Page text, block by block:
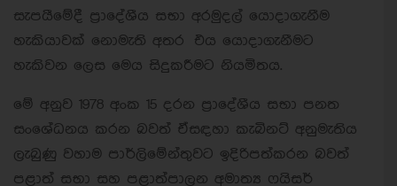
සැපයීමේදී ප්‍රාදේශීය සභා අරමුදල් යොදාගැනීම
හැකියාවක් නොමැති අතර එය යොදාගැනීමට
හැකිවන ලෙස මෙය සිදුකරීමට නියමිතය.
මේ අනුව 1978 අංක 15 දරන ප්‍රාදේශීය සභා පනත
සංශේධනය කරන බවත් ඒසඳහා කැබිනට් අනුමැතිය
ලැබුණු වහාම පාර්ලිමේන්තුවට ඉදිරිපත්කරන බවත්
පළාත් සභා සහ පළාත්පාලන අමාත්‍ය ෆයිසර්